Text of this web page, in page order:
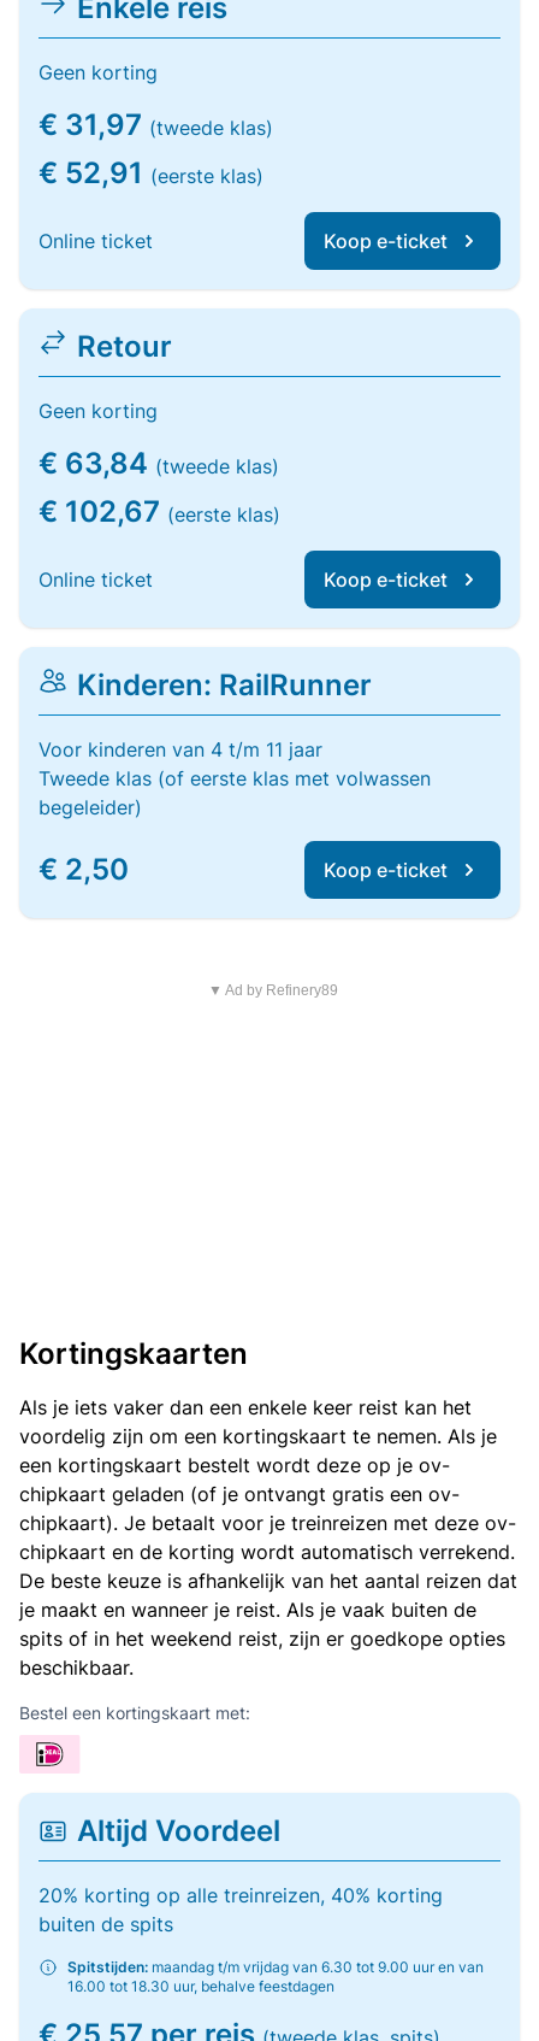
Enkele reis
Geen korting
€ 31,97 (tweede klas)
€ 52,91 (eerste klas)
Online ticket Koop e-ticket
Retour
Geen korting
€ 63,84 (tweede klas)
€ 102,67 (eerste klas)
Online ticket Koop e-ticket
Kinderen: RailRunner
Voor kinderen van 4 t/m 11 jaar
Tweede klas (of eerste klas met volwassen
begeleider)
€ 2,50 Koop e-ticket
▼ Ad by Refinery89
Kortingskaarten
Als je iets vaker dan een enkele keer reist kan het
voordelig zijn om een kortingskaart te nemen. Als je
een kortingskaart bestelt wordt deze op je ov-
chipkaart geladen (of je ontvangt gratis een ov-
chipkaart). Je betaalt voor je treinreizen met deze ov-
chipkaart en de korting wordt automatisch verrekend.
De beste keuze is afhankelijk van het aantal reizen dat
je maakt en wanneer je reist. Als je vaak buiten de
spits of in het weekend reist, zijn er goedkope opties
beschikbaar.
Bestel een kortingskaart met:
Altijd Voordeel
20% korting op alle treinreizen, 40% korting
buiten de spits
Spitstijden: maandag t/m vrijdag van 6.30 tot 9.00 uur en van
16.00 tot 18.30 uur, behalve feestdagen